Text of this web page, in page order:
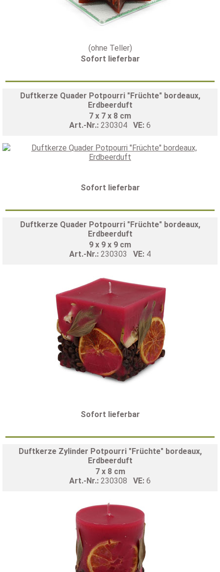
(ohne Teller)
Sofort lieferbar
Duftkerze Quader Potpourri "Früchte" bordeaux,
Erdbeerduft
7 x 7 x 8 cm
Art.-Nr.: 230304 VE: 6
Sofort lieferbar
Duftkerze Quader Potpourri "Früchte" bordeaux,
Erdbeerduft
9 x 9 x 9 cm
Art.-Nr.: 230303 VE: 4
Sofort lieferbar
Duftkerze Zylinder Potpourri "Früchte" bordeaux,
Erdbeerduft
7 x 8 cm
Art.-Nr.: 230308 VE: 6